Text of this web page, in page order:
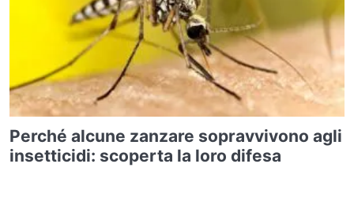
Perché alcune zanzare sopravvivono agli
insetticidi: scoperta la loro difesa